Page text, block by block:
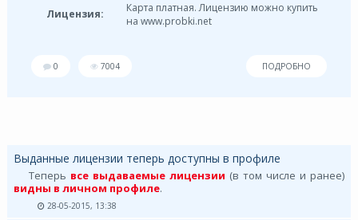
Лицензия:
Карта платная. Лицензию можно купить
на www.probki.net
0 7004 ПОДРОБНО
Выданные лицензии теперь доступны в профиле
Теперь все выдаваемые лицензии (в том числе и ранее)
видны в личном профиле.
28-05-2015, 13:38